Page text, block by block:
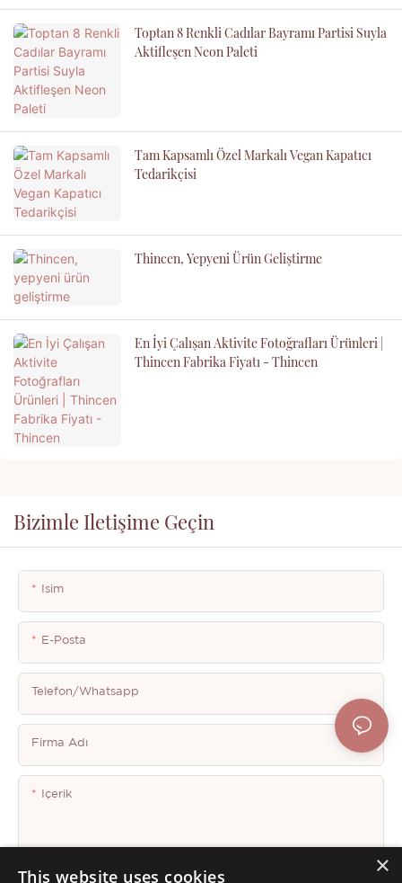
Toptan 8 Renkli Cadılar Bayramı Partisi Suyla
Aktifleşen Neon Paleti
Tam Kapsamlı Özel Markalı Vegan Kapatıcı
Tedarikçisi
Thincen, Yepyeni Ürün Geliştirme
En İyi Çalışan Aktivite Fotoğrafları Ürünleri |
Thincen Fabrika Fiyatı - Thincen
Bizimle Iletişime Geçin
Isim
E-Posta
Telefon/whatsapp
Firma Adı
Içerik
×
This website uses cookies